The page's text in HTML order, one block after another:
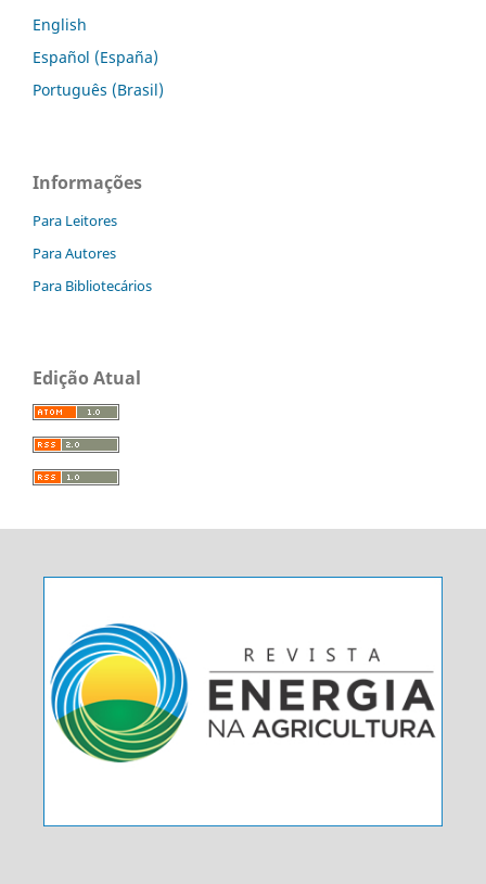
English
Español (España)
Português (Brasil)
Informações
Para Leitores
Para Autores
Para Bibliotecários
Edição Atual